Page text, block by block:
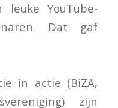
leuke YouTube-
Dat gaf
in actie (BiZA,
zijn